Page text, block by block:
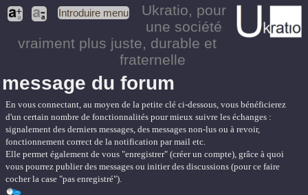
Introduire menu Ukratio, pour
une société
vraiment plus juste, durable et
fraternelle
message du forum
En vous connectant, au moyen de la petite clé ci-dessous, vous bénéficierez
d'un certain nombre de fonctionnalités pour mieux suivre les échanges :
signalement des derniers messages, des messages non-lus ou à revoir,
fonctionnement correct de la notification par mail etc.
Elle permet également de vous "enregistrer" (créer un compte), grâce à quoi
vous pourrez publier des messages ou initier des discussions (pour ce faire
cocher la case "pas enregistré").